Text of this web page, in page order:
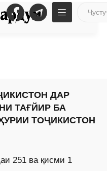
ДАР
ТАҒЙИР БА
ТОҶИКИСТОН
251 ва қисми 1